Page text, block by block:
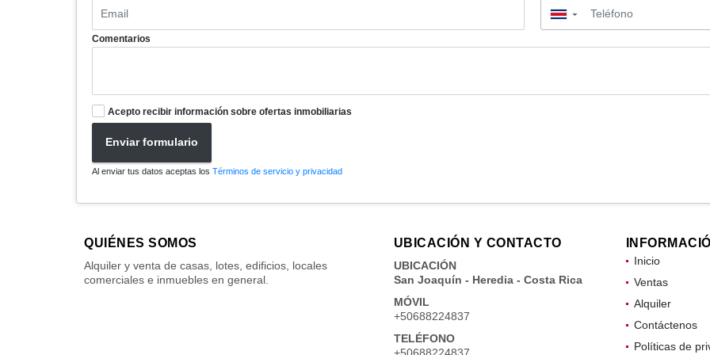
▼
Comentarios
Acepto recibir información sobre ofertas inmobiliarias
Enviar formulario
Al enviar tus datos aceptas los Términos de servicio y privacidad
QUIÉNES SOMOS
Alquiler y venta de casas, lotes, edificios, locales
comerciales e inmuebles en general.
UBICACIÓN Y CONTACTO
UBICACIÓN
San Joaquín - Heredia - Costa Rica
MÓVIL
+50688224837
TELÉFONO
Inicio
Ventas
Alquiler
Contáctenos
Políticas de